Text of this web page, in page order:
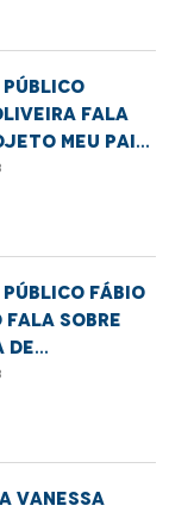
público
fala
Meu Pai
em Imperatriz
Fábio
fala sobre
de
de
Vanessa